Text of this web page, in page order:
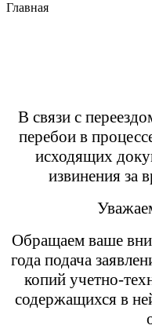
Главная
В связи с
перебои в
исходящих
извинения за
Обращаем ваше
года подача
копий учетно-
содержащихся в